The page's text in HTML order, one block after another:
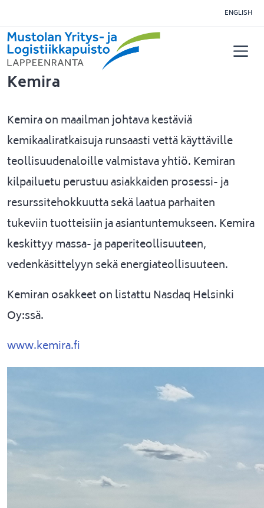
ENGLISH
Kemira
Kemira on maailman johtava kestäviä
kemikaaliratkaisuja runsaasti vettä käyttäville
teollisuudenaloille valmistava yhtiö. Kemiran
kilpailuetu perustuu asiakkaiden prosessi- ja
resurssitehokkuutta sekä laatua parhaiten
tukeviin tuotteisiin ja asiantuntemukseen. Kemira
keskittyy massa- ja paperiteollisuuteen,
vedenkäsittelyyn sekä energiateollisuuteen.
Kemiran osakkeet on listattu Nasdaq Helsinki
Oy:ssä.
www.kemira.fi